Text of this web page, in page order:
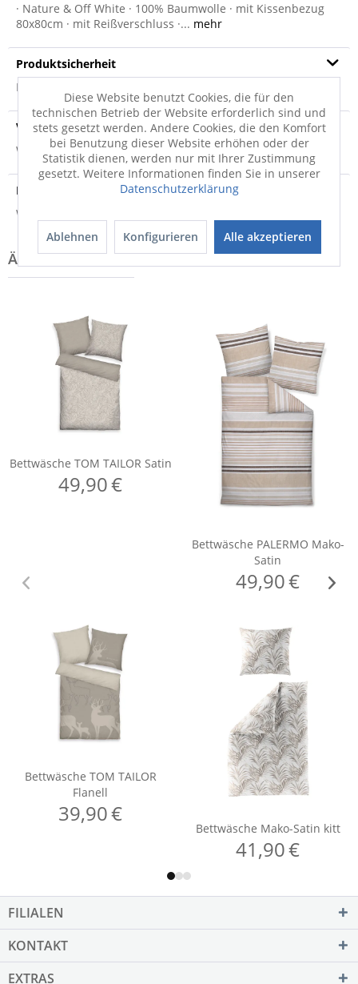
· Nature & Off White · 100% Baumwolle · mit Kissenbezug
80x80cm · mit Reißverschluss ·... mehr
Produktsicherheit
Produktsicherheit
Versandinfo
Weitere Informationen zum Versand...
Hersteller
Weitere Informationen zum Hersteller...
FILIALEN
KONTAKT
EXTRAS
Diese Website benutzt Cookies, die für den
technischen Betrieb der Website erforderlich sind und
stets gesetzt werden. Andere Cookies, die den Komfort
bei Benutzung dieser Website erhöhen oder der
Statistik dienen, werden nur mit Ihrer Zustimmung
gesetzt. Weitere Informationen finden Sie in unserer
Datenschutzerklärung
Ablehnen Konfigurieren Alle akzeptieren